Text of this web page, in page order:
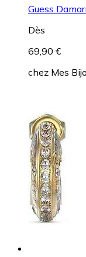
Guess
Dès
69,90 €
chez Mes